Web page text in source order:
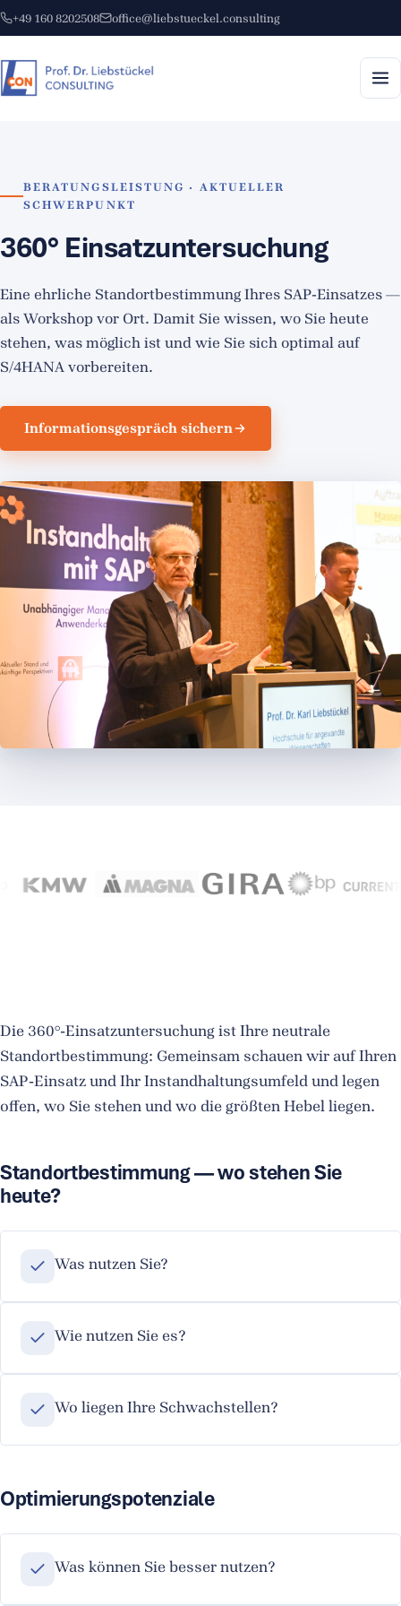
+49 160 8202508 office@liebstueckel.consulting
BERATUNGSLEISTUNG · AKTUELLER
SCHWERPUNKT
360° Einsatzuntersuchung
Eine ehrliche Standortbestimmung Ihres SAP-Einsatzes —
als Workshop vor Ort. Damit Sie wissen, wo Sie heute
stehen, was möglich ist und wie Sie sich optimal auf
S/4HANA vorbereiten.
Informationsgespräch sichern
Die 360°-Einsatzuntersuchung ist Ihre neutrale
Standortbestimmung: Gemeinsam schauen wir auf Ihren
SAP-Einsatz und Ihr Instandhaltungsumfeld und legen
offen, wo Sie stehen und wo die größten Hebel liegen.
Standortbestimmung — wo stehen Sie
heute?
Was nutzen Sie?
Wie nutzen Sie es?
Wo liegen Ihre Schwachstellen?
Optimierungspotenziale
Was können Sie besser nutzen?